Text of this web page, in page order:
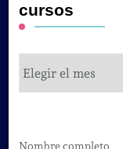
cursos
Nombre completo